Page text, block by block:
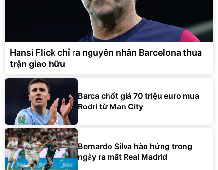
Hansi Flick chỉ ra nguyên nhân Barcelona thua
trận giao hữu
Barca chốt giá 70 triệu euro mua
Rodri từ Man City
Bernardo Silva hào hứng trong
ngày ra mắt Real Madrid